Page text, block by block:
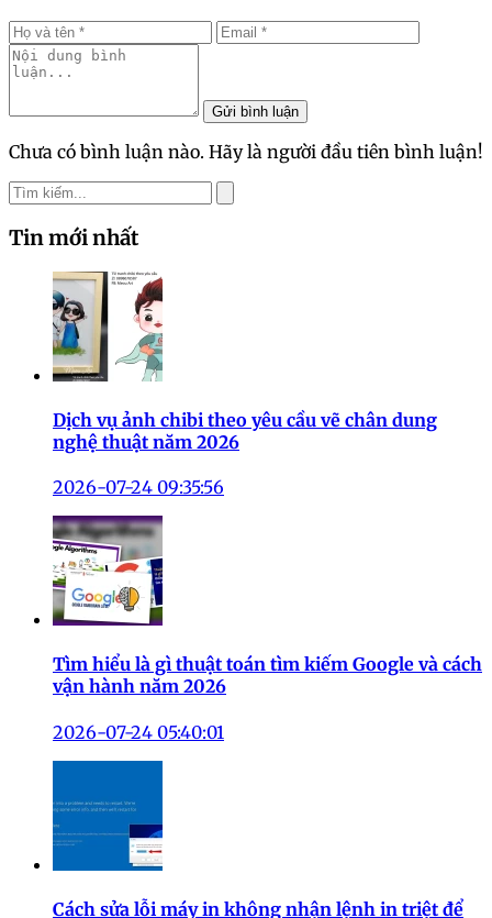
Gửi bình luận
Chưa có bình luận nào. Hãy là người đầu tiên bình luận!
Tin mới nhất
Dịch vụ ảnh chibi theo yêu cầu vẽ chân dung
nghệ thuật năm 2026
2026-07-24 09:35:56
Tìm hiểu là gì thuật toán tìm kiếm Google và cách
vận hành năm 2026
2026-07-24 05:40:01
Cách sửa lỗi máy in không nhận lệnh in triệt để